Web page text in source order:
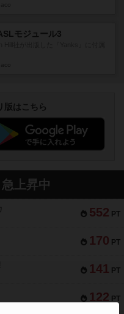
モジュール3
版はこちら
上昇中
552 PT
170 PT
141 PT
122 PT